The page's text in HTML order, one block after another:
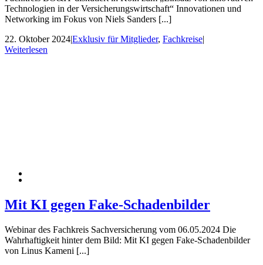
Technologien in der Versicherungswirtschaft“ Innovationen und
Networking im Fokus von Niels Sanders [...]
22. Oktober 2024|Exklusiv für Mitglieder, Fachkreise|
Weiterlesen
Mit KI gegen Fake-Schadenbilder
Webinar des Fachkreis Sachversicherung vom 06.05.2024 Die
Wahrhaftigkeit hinter dem Bild: Mit KI gegen Fake-Schadenbilder
von Linus Kameni [...]